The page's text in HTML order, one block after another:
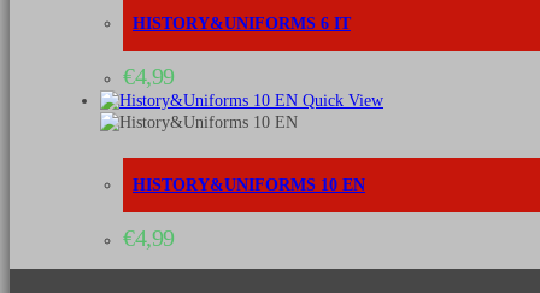
HISTORY&UNIFORMS 6 IT
€4,99
Quick View
HISTORY&UNIFORMS 10 EN
€4,99